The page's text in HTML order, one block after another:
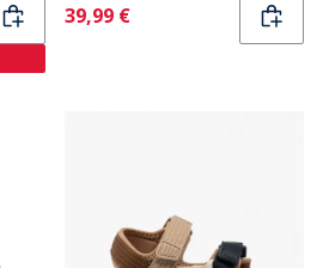
Current
39,99 €